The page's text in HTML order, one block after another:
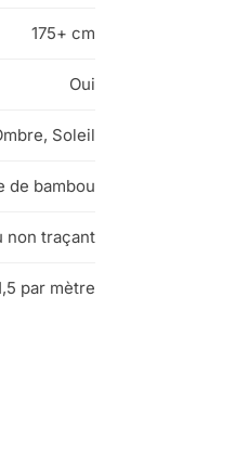
175+ cm
Oui
Soleil
de bambou
non traçant
par mètre